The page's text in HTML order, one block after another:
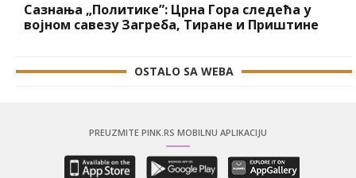
Сазнања „Политике”: Црна Гора следећа у
војном савезу Загреба, Тиране и Приштине
OSTALO SA WEBA
PREUZMITE PINK.RS MOBILNU APLIKACIJU